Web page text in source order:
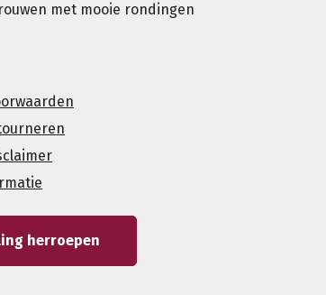
met mooie rondingen
herroepen